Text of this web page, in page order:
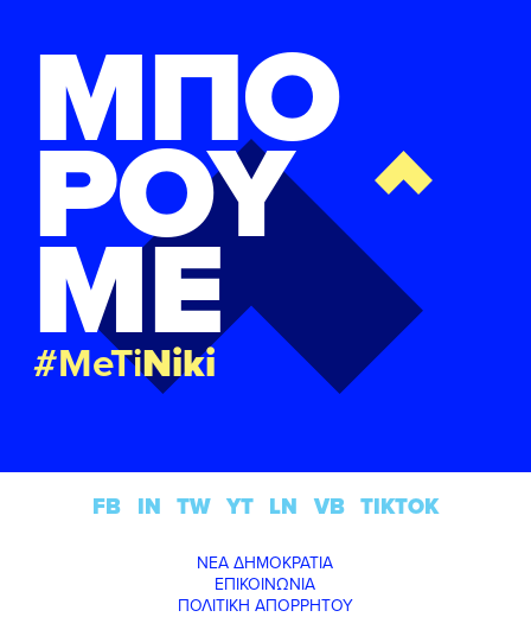
ΜΠΟ
ΡΟΥ
ΜΕ
#MeTiNiki
ΝΕΑ ΔΗΜΟΚΡΑΤΙΑ
ΕΠΙΚΟΙΝΩΝΙΑ
ΠΟΛΙΤΙΚΗ ΑΠΟΡΡΗΤΟΥ
FB IN TW YT LN VB TIKTOK